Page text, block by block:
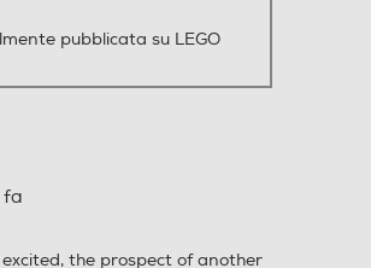
pubblicata su LEGO
fa
the prospect of another